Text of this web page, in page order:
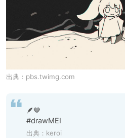
出典： pbs.twimg.com
🪶🤎
#drawMEI
出典： keroi